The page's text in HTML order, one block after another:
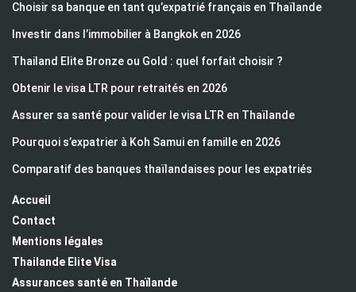
Choisir sa banque en tant qu’expatrié français en Thaïlande
Investir dans l’immobilier à Bangkok en 2026
Thailand Elite Bronze ou Gold : quel forfait choisir ?
Obtenir le visa LTR pour retraités en 2026
Assurer sa santé pour valider le visa LTR en Thaïlande
Pourquoi s’expatrier à Koh Samui en famille en 2026
Comparatif des banques thaïlandaises pour les expatriés
Accueil
Contact
Mentions légales
Thailande Elite Visa
Assurances santé en Thaïlande